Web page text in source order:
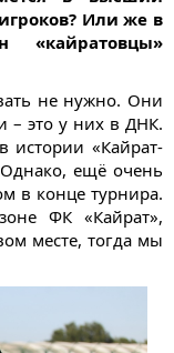
Или же в
не нужно. Они
– это у них в ДНК.
истории «Кайрат-
ещё очень
в конце турнира.
ФК «Кайрат»,
месте, тогда мы